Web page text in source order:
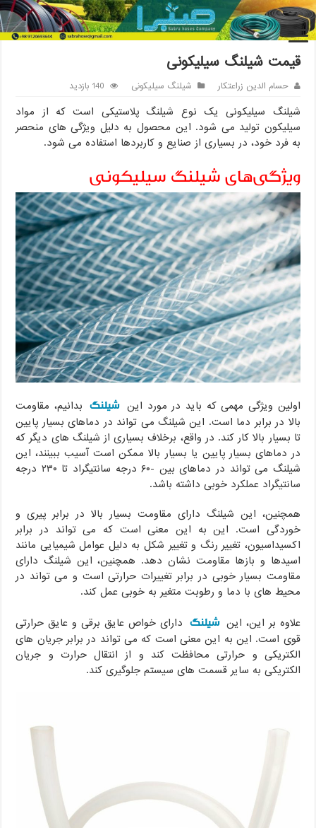
خانه / شیلنگ سیلیکونی / قیمت شیلنگ سیلیکونی
قیمت شیلنگ سیلیکونی
حسام الدین زراعتکار شیلنگ سیلیکونی 140 بازدید
شیلنگ سیلیکونی یک نوع شیلنگ پلاستیکی است که از مواد
سیلیکون تولید می شود. این محصول به دلیل ویژگی های منحصر
به فرد خود، در بسیاری از صنایع و کاربردها استفاده می شود.
ویژگی‌های شیلنگ سیلیکونی
اولین ویژگی مهمی که باید در مورد این شیلنگ بدانیم، مقاومت
بالا در برابر دما است. این شیلنگ می تواند در دماهای بسیار پایین
تا بسیار بالا کار کند. در واقع، برخلاف بسیاری از شیلنگ های دیگر که
در دماهای بسیار پایین یا بسیار بالا ممکن است آسیب ببینند، این
شیلنگ می تواند در دماهای بین -۶۰ درجه سانتیگراد تا ۲۳۰ درجه
سانتیگراد عملکرد خوبی داشته باشد.
همچنین، این شیلنگ دارای مقاومت بسیار بالا در برابر پیری و
خوردگی است. این به این معنی است که می تواند در برابر
اکسیداسیون، تغییر رنگ و تغییر شکل به دلیل عوامل شیمیایی مانند
اسیدها و بازها مقاومت نشان دهد. همچنین، این شیلنگ دارای
مقاومت بسیار خوبی در برابر تغییرات حرارتی است و می تواند در
محیط های با دما و رطوبت متغیر به خوبی عمل کند.
علاوه بر این، این شیلنگ دارای خواص عایق برقی و عایق حرارتی
قوی است. این به این معنی است که می تواند در برابر جریان های
الکتریکی و حرارتی محافظت کند و از انتقال حرارت و جریان
الکتریکی به سایر قسمت های سیستم جلوگیری کند.